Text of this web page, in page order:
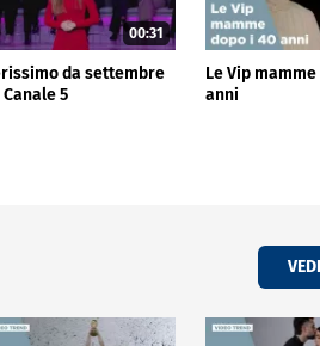
00:31
da settembre
Canale 5
Le Vip
anni